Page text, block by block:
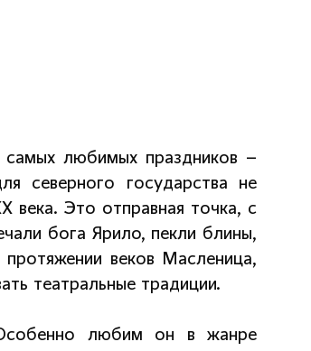
любимых праздников –
северного государства не
века. Это отправная точка, с
бога Ярило, пекли блины,
веков Масленица,
театральные традиции.
любим он в жанре